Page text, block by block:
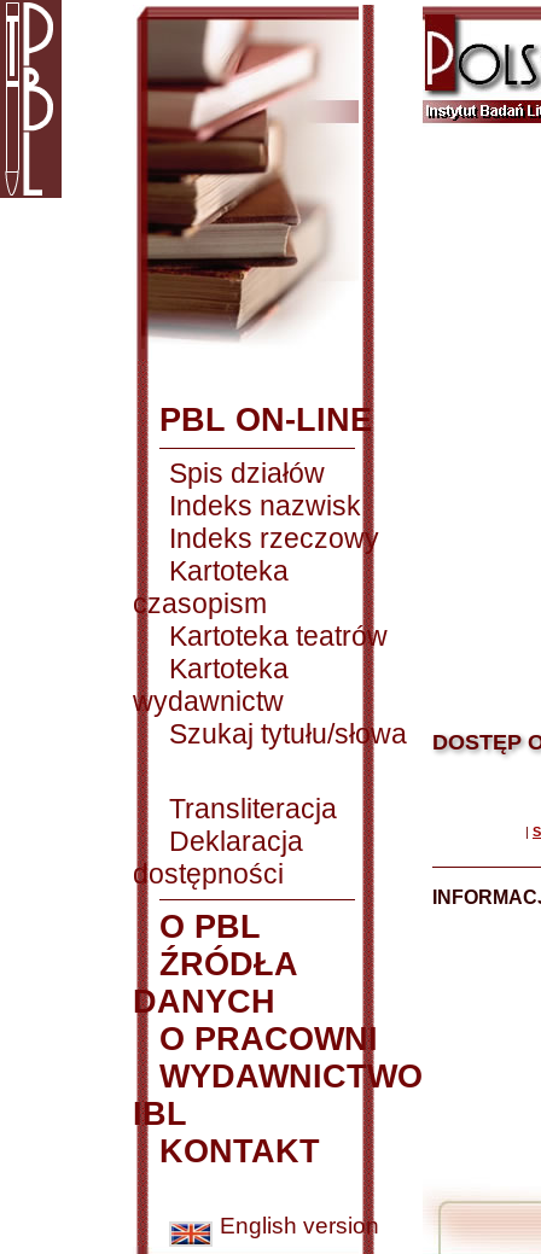
PBL ON-LINE
Spis działów
Indeks nazwisk
Indeks rzeczowy
Kartoteka
czasopism
Kartoteka teatrów
Kartoteka
wydawnictw
Szukaj tytułu/słowa
Transliteracja
Deklaracja
dostępności
O PBL
ŹRÓDŁA
DANYCH
O PRACOWNI
WYDAWNICTWO
IBL
KONTAKT
English version
DOSTĘP
|